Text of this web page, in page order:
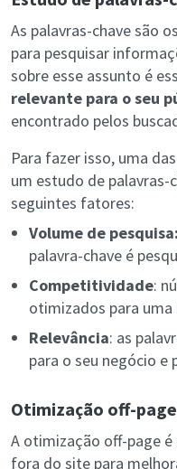
As palavras-chave são
para pesquisar
sobre esse assunto é
relevante para o seu
encontrado pelos
Para fazer isso, uma
um estudo de palavras-
seguintes fatores:
Volume de pesquisa:
palavra-chave é
Competitividade:
otimizados para uma
Relevância: as
para o seu negócio e
Otimização off-page
A otimização off-page
fora do site para